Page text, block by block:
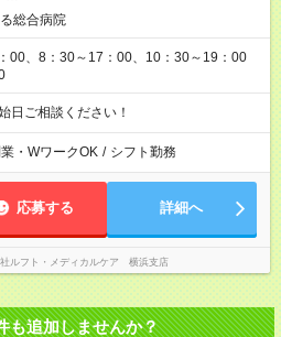
総合病院
00、8：30～17：00、10：30～19：00
ご相談ください！
・WワークOK / シフト勤務
応募する 詳細へ
ルフト・メディカルケア 横浜支店
も追加しませんか？